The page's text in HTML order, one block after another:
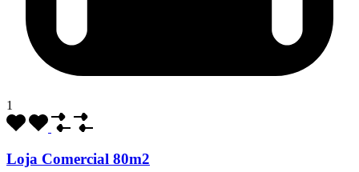
1
Loja Comercial 80m2